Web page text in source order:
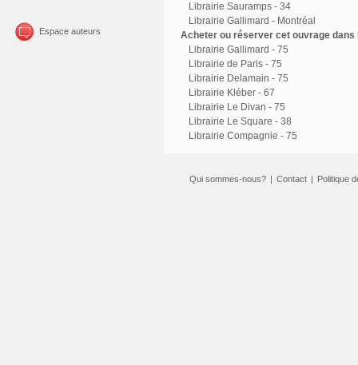
Espace auteurs
Librairie Sauramps - 34
Librairie Gallimard - Montréal
Acheter ou réserver cet ouvrage
Librairie Gallimard - 75
Librairie de Paris - 75
Librairie Delamain - 75
Librairie Kléber - 67
Librairie Le Divan - 75
Librairie Le Square - 38
Librairie Compagnie - 75
Qui sommes-nous? | Contact | Politique